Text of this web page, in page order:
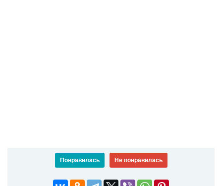
Понравилась Не понравилась